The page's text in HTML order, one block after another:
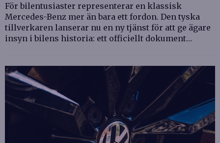
För bilentusiaster representerar en klassisk
Mercedes-Benz mer än bara ett fordon. Den tyska
tillverkaren lanserar nu en ny tjänst för att ge ägare
insyn i bilens historia: ett officiellt dokument…